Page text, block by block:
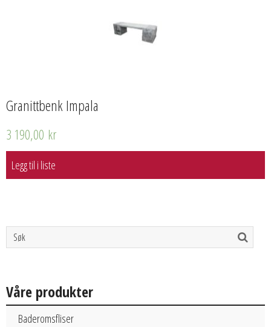
Granittbenk Impala
3 190,00 kr
Legg til i liste
Våre produkter
Baderomsfliser